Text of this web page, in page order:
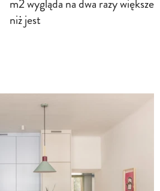
m2 wygląda na dwa razy większe
niż jest